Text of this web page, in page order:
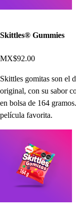
Skittles® Gummies
MX$92.00
Skittles gomitas son el
original, con su sabor
en bolsa de 164
película favorita.